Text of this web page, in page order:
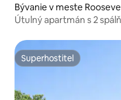
Bývanie v meste
Útulný apartmán s 2
Superhostiteľ
Superhostiteľ